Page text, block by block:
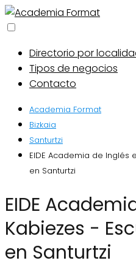
Directorio por
Tipos de negocios
Contacto
Academia Format
Bizkaia
Santurtzi
EIDE Academia de Inglés
en Santurtzi
EIDE Academia de Inglés en
Kabiezes -
en Santurtzi